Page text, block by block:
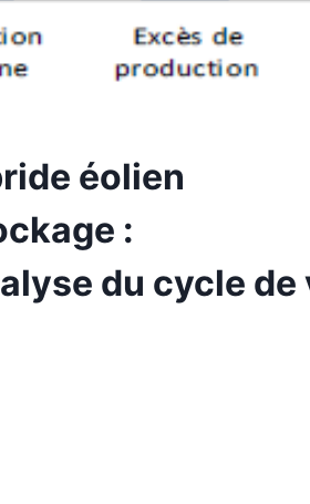
éolien
:
du cycle de